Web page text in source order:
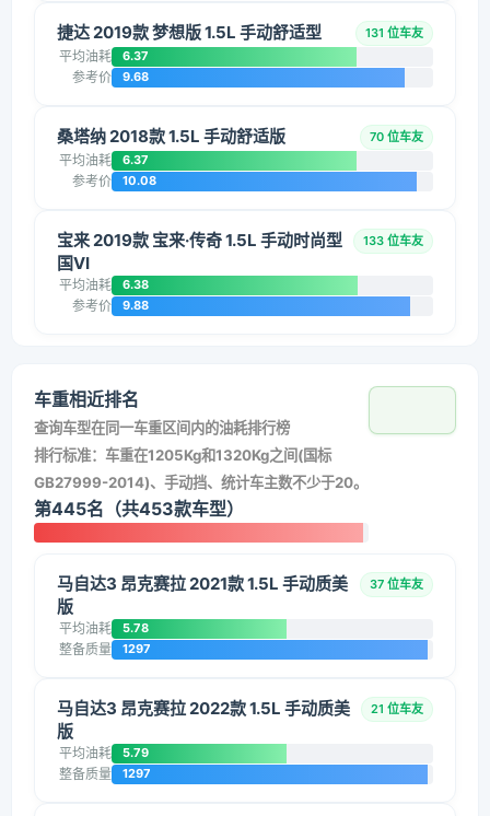
捷达 2019款 梦想版 1.5L 手动舒适型 131 位车友
平均油耗 6.37
参考价 9.68
桑塔纳 2018款 1.5L 手动舒适版 70 位车友
平均油耗 6.37
参考价 10.08
宝来 2019款 宝来·传奇 1.5L 手动时尚型
国VI
133 位车友
平均油耗 6.38
参考价 9.88
车重相近排名
查询车型在同一车重区间内的油耗排行榜
排行标准：车重在1205Kg和1320Kg之间(国标
GB27999-2014)、手动挡、统计车主数不少于20。
第445名（共453款车型）
马自达3 昂克赛拉 2021款 1.5L 手动质美
版
37 位车友
平均油耗 5.78
整备质量 1297
马自达3 昂克赛拉 2022款 1.5L 手动质美
版
21 位车友
平均油耗 5.79
整备质量 1297